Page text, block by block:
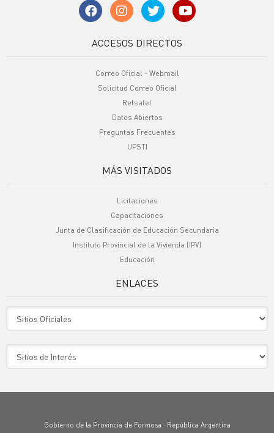
ACCESOS DIRECTOS
Correo Oficial - Webmail
Solicitud Correo Oficial
Refsatel
Datos Abiertos
Preguntas Frecuentes
UPSTI
MÁS VISITADOS
Licitaciones
Capacitaciones
Junta de Clasificación de Educación Secundaria
Instituto Provincial de la Vivienda (IPV)
Educación
ENLACES
Gobierno de la Provincia de Formosa · República Argentina